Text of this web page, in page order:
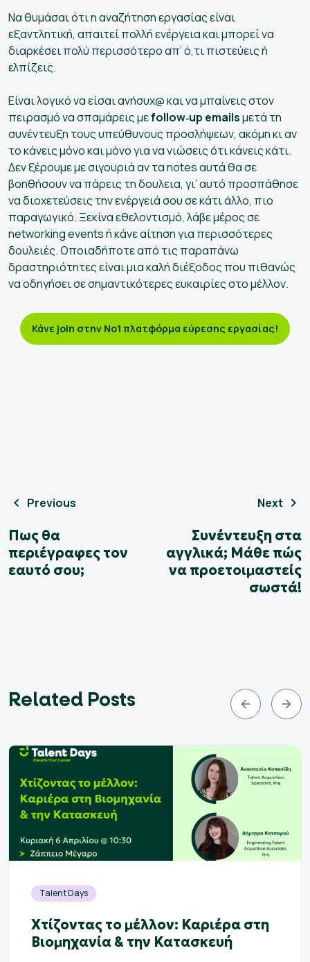
Να θυμάσαι ότι η αναζήτηση εργασίας είναι
εξαντλητική, απαιτεί πολλή ενέργεια και μπορεί να
διαρκέσει πολύ περισσότερο απ’ ό,τι πιστεύεις ή
ελπίζεις.
Είναι λογικό να είσαι ανήσυχ@ και να μπαίνεις στον
πειρασμό να σπαμάρεις μεfollow‑up emailsμετά τη
συνέντευξη τους υπεύθυνους προσλήψεων, ακόμη κι αν
το κάνεις μόνο και μόνο για να νιώσεις ότι κάνεις κάτι.
Δεν ξέρουμε με σιγουριά αν τα notes αυτά θα σε
βοηθήσουν να πάρεις τη δουλεια, γι’ αυτό προσπάθησε
να διοχετεύσεις την ενέργειά σου σε κάτι άλλο, πιο
παραγωγικό. Ξεκίνα εθελοντισμό, λάβε μέρος σε
networking events ή κάνε αίτηση για περισσότερες
δουλειές. Οποιαδήποτε από τις παραπάνω
δραστηριότητες είναι μια καλή διέξοδος που πιθανώς
να οδηγήσει σε σημαντικότερες ευκαιρίες στο μέλλον.
Κάνε join στην No1 πλατφόρμα εύρεσης εργασίας!
Previous
Πως θα
περιέγραφες τον
εαυτό σου;
Next
Συνέντευξη στα
αγγλικά; Μάθε πώς
να προετοιμαστείς
σωστά!
Related Posts
Talent Days
Χτίζοντας το μέλλον: Καριέρα στη
Βιομηχανία & την Κατασκευή